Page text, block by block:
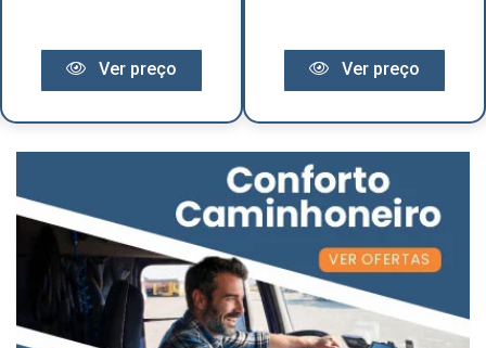
Ver preço Ver preço